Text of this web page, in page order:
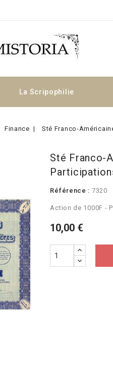
La Scripophilie
Finance Sté Franco-
Sté Franco-
Référence : 7320
Action de 1000F -
10,00 €